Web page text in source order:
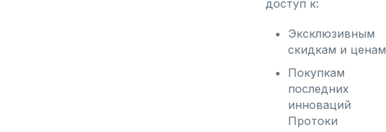
доступ к:
Эксклюзивным
скидкам и ценам
Покупкам
последних
инноваций
Протоки